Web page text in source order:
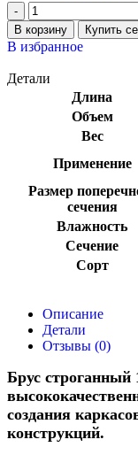
В корзину Купить
В избранное
Детали
Длина
Объем
Вес
Применение
Размер
сечения
Влажность
Сечение
Сорт
Описание
Детали
Отзывы (0)
Брус строганный
создания
конструкций.